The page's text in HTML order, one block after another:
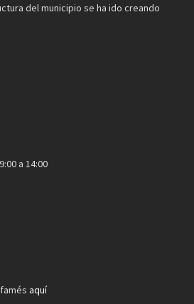
del municipio se ha ido creando
a 14:00
aquí